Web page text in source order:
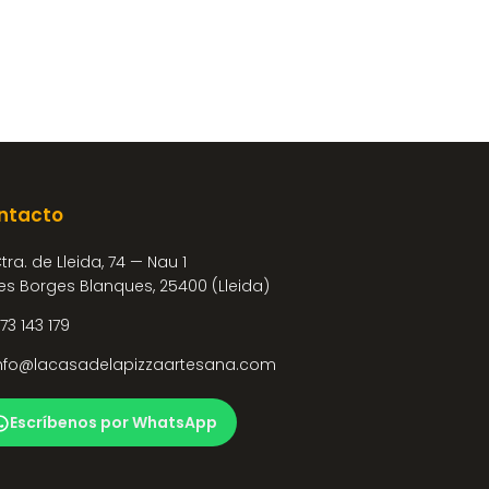
de Lleida, 74 — Nau 1
Borges Blanques, 25400 (Lleida)
143 179
Escríbenos por WhatsApp